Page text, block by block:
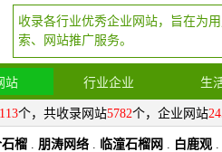
收录各行业优秀企业网站，旨在为
索、网站推广服务。
站 行业企业 生
113个，共收录网站5782个，企业网站
榴 . 朋涛网络 . 临潼石榴网 . 白鹿观 .